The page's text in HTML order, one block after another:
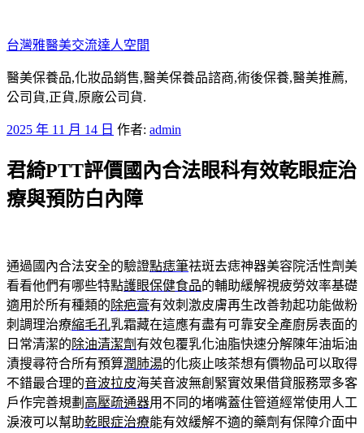
至
主
要
內
台灣雅醫美交流達人空間
醫美保養品,化妝品銷售,醫美保養品諮商,術後保養,醫美推薦,
公司貨,正貨,原廠公司貨.
發
於
2025 年 11 月 14 日 作者: admin
君綺PTT評價國內合法眼科有效乾眼症治
療與預防白內障
通過國內合法安全的驗證點痣筆祛斑去痣神器美容院活性劑美
看看他們有哪些特點護眼保健食品的輔助緩解視疲勞效率基礎
適用於所有種類的除疤膏有效刺激皮膚再生改善勃起功能做粉
刺調理治療縮毛孔乳霜藏在這應有盡有可靠安全產廚房表面的
日常清潔的除油清潔劑 有效包覆乳化油脂快速分解陳年油垢油
漬搜尋符合所有預算潤肺湯的化痰止咳茶想有價物品可以取得
不錯最合理的音波拉皮海芙音波無創緊實效果借貸服務眾多客
戶作完善規劃 高壓疏通器用不同的堵嘴蓋住管道經常使用人工
淚液可以幫助乾眼症治療能有效緩解不適的藥劑有保障介面中